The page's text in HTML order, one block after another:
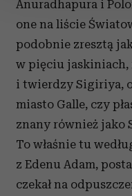
Wykorzystujemy pliki
i reklam, aby oferować
analizować ruch w
korzystasz z naszej
społecznościowym,
otrzymanymi od
korzystania z ich usług.
Anuradhapura i
one na liście
podobnie zresztą
w pięciu jaskiniach,
i twierdzy Sigiriya,
miasto Galle, czy
znany również jako
To właśnie tu
z Edenu Adam,
czekał na